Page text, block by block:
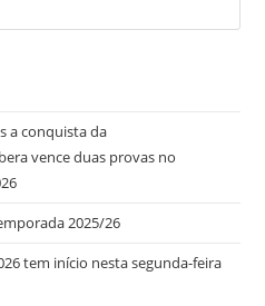
a conquista da
vence duas provas no
2025/26
tem início nesta segunda-feira